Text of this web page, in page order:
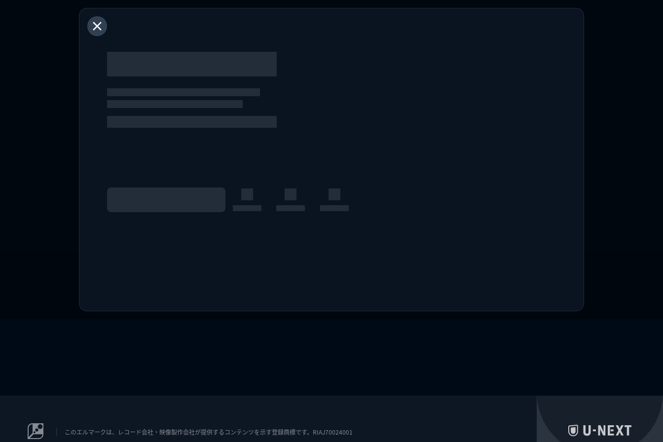
このエルマークは、レコード会社・映像製作会社が提供するコンテンツを示す登録商標です。RIAJ70024001